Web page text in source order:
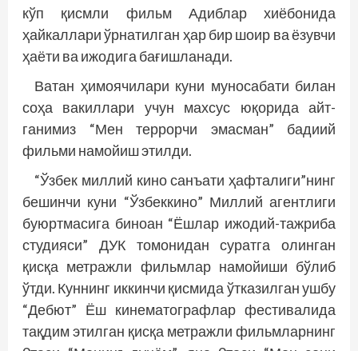
кўп қисмли фильм Адиблар хиё­бонида
ҳайкаллари ўрнатилган ҳар бир шоир ва ёзувчи
ҳаёти ва ижодига бағишланади.
Ватан ҳимоячилари куни муносабати билан
соҳа вакиллари учун махсус юқорида айт­
ганимиз “Мен террорчи эмасман” бадиий
фильми намойиш этилди.
“Ўзбек миллий кино санъати ҳафталиги”нинг
бешинчи куни “Ўзбеккино” Миллий агентлиги
буюртмасига биноан “Ёшлар ижодий-тажриба
студияси” ДУК томонидан суратга олинган
қисқа метражли фильмлар намойиши бўлиб
ўтди. Куннинг иккинчи қисмида ўтказилган ушбу
“Дебют” Ёш кинематографлар фестивалида
тақдим этилган қисқа метражли фильмларнинг